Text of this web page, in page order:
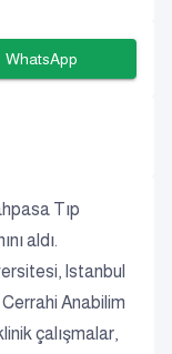
Tıp
aldı.
Istanbul
Anabilim
çalışmalar,
WhatsApp